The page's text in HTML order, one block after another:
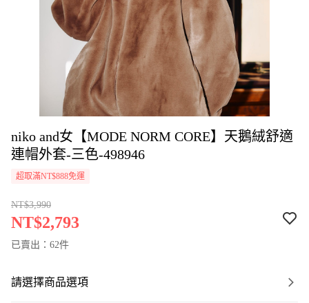
niko and女【MODE NORM CORE】天鵝絨舒適
連帽外套-三色-498946
超取滿NT$888免運
NT$3,990
NT$2,793
已賣出：62件
請選擇商品選項